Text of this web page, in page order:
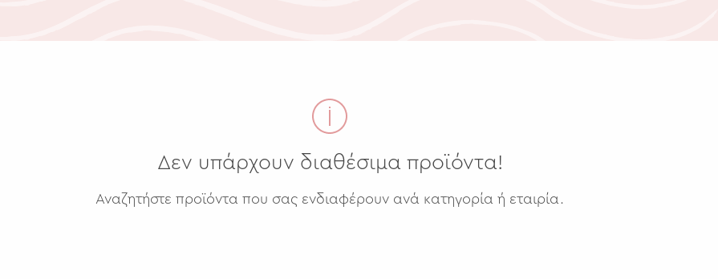
Δεν υπάρχουν διαθέσιμα προϊόντα!
Αναζητήστε προϊόντα που σας ενδιαφέρουν ανά κατηγορία ή εταιρία.